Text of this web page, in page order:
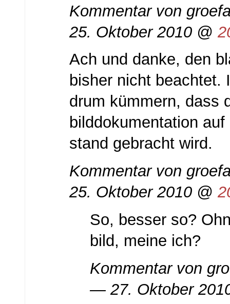
Kommentar von
25. Oktober 2010 @
Ach und danke, den
bisher nicht beachtet.
drum kümmern, dass
bilddokumentation
stand gebracht wird.
Kommentar von
25. Oktober 2010 @
So, besser so?
bild, meine ich?
Kommentar von
— 27. Oktober